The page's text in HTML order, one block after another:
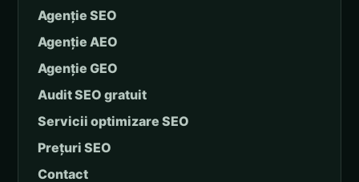
Agenție SEO
Agenție AEO
Agenție GEO
Audit SEO gratuit
Servicii optimizare SEO
Prețuri SEO
Contact